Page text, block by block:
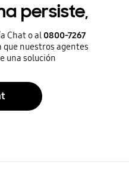
persiste,
Chat o al 0800-7267
que nuestros agentes
una solución